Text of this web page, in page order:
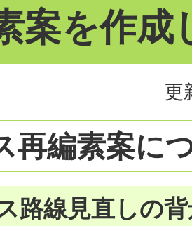
案を作成
更
再編素案に
路線見直しの